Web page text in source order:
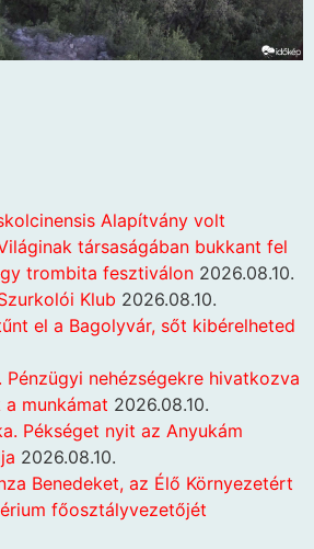
Alapítvány volt
társaságában bukkant fel
trombita fesztiválon 2026.08.10.
Klub 2026.08.10.
el a Bagolyvár, sőt kibérelheted
Pénzügyi nehézségekre hivatkozva
munkámat 2026.08.10.
Pékséget nyit az Anyukám
2026.08.10.
Benedeket, az Élő Környezetért
főosztályvezetőjét